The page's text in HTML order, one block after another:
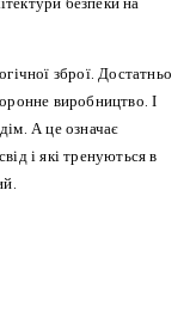
зброї. Достатньо
виробництво. І
А це означає
і які тренуються в